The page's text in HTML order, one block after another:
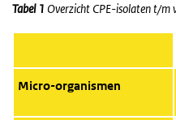
Tabel 1 Overzicht CPE-isolaten t/m
Micro-organismen